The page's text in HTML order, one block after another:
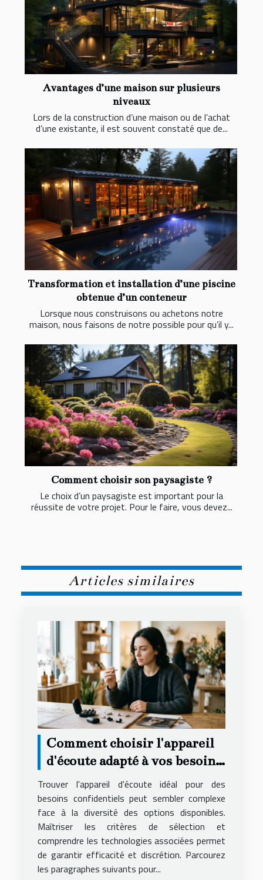
Avantages d’une maison sur plusieurs
niveaux
Lors de la construction d’une maison ou de l’achat
d’une existante, il est souvent constaté que de...
Transformation et installation d’une piscine
obtenue d’un conteneur
Lorsque nous construisons ou achetons notre
maison, nous faisons de notre possible pour qu’il y...
Comment choisir son paysagiste ?
Le choix d’un paysagiste est important pour la
réussite de votre projet. Pour le faire, vous devez...
Articles similaires
Comment choisir l'appareil
d'écoute adapté à vos besoins
secrets ?
Trouver l'appareil d'écoute idéal pour des
besoins confidentiels peut sembler complexe
face à la diversité des options disponibles.
Maîtriser les critères de sélection et
comprendre les technologies associées permet
de garantir efficacité et discrétion. Parcourez
les paragraphes suivants pour...